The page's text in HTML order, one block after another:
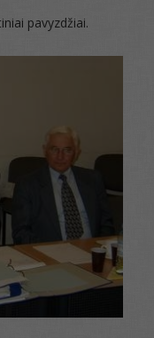
pavyzdžiai.